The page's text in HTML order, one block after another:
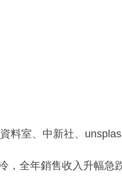
料室、中新社、
全年銷售收入升幅急